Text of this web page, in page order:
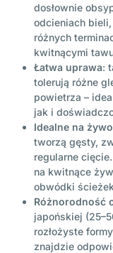
dosłownie
odcieniach
różnych
kwitnącymi
Łatwa uprawa:
tolerują różne
powietrza –
jak i
Idealne na
tworzą gęsty,
regularne
na kwitnące
obwódki
Różnorodność
japońskiej
rozłożyste
znajdzie